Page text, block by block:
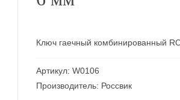
Ключ гаечный комбинированный
Артикул: W0106
Производитель: Россвик